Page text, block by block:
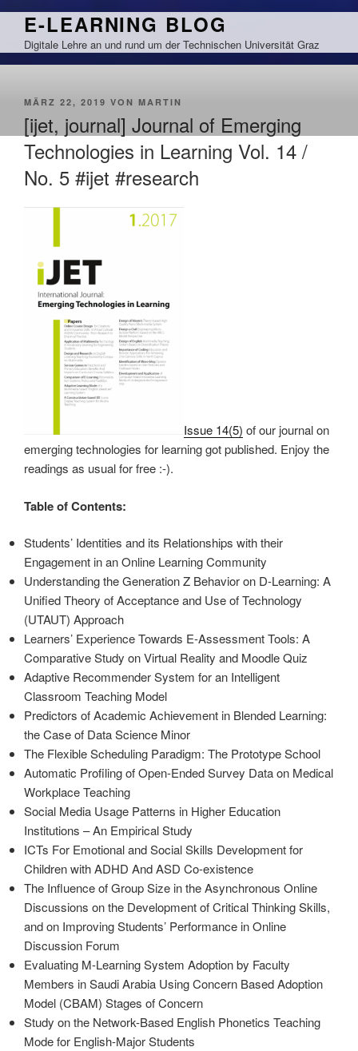
Zum
springen
E-LEARNING BLOG
Digitale Lehre an und rund um der Technischen Universität Graz
VERÖFFENTLICHT
MÄRZ 22, 2019 VON MARTIN
[ijet, journal] Journal of Emerging
Technologies in Learning Vol. 14 /
No. 5 #ijet #research
Issue 14(5) of our journal on
emerging technologies for learning got published. Enjoy the
readings as usual for free :-).
Table of Contents:
Students’ Identities and its Relationships with their
Engagement in an Online Learning Community
Understanding the Generation Z Behavior on D-Learning: A
Unified Theory of Acceptance and Use of Technology
(UTAUT) Approach
Learners’ Experience Towards E-Assessment Tools: A
Comparative Study on Virtual Reality and Moodle Quiz
Adaptive Recommender System for an Intelligent
Classroom Teaching Model
Predictors of Academic Achievement in Blended Learning:
the Case of Data Science Minor
The Flexible Scheduling Paradigm: The Prototype School
Automatic Profiling of Open-Ended Survey Data on Medical
Workplace Teaching
Social Media Usage Patterns in Higher Education
Institutions – An Empirical Study
ICTs For Emotional and Social Skills Development for
Children with ADHD And ASD Co-existence
The Influence of Group Size in the Asynchronous Online
Discussions on the Development of Critical Thinking Skills,
and on Improving Students’ Performance in Online
Discussion Forum
Evaluating M-Learning System Adoption by Faculty
Members in Saudi Arabia Using Concern Based Adoption
Model (CBAM) Stages of Concern
Study on the Network-Based English Phonetics Teaching
Mode for English-Major Students